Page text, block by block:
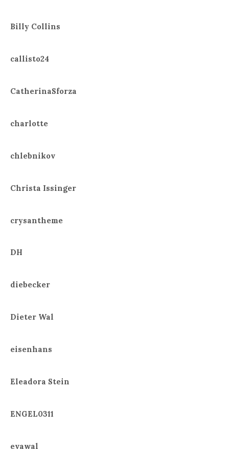
Billy Collins
callisto24
CatherinaSforza
charlotte
chlebnikov
Christa Issinger
crysantheme
DH
diebecker
Dieter Wal
eisenhans
Eleadora Stein
ENGEL0311
evawal